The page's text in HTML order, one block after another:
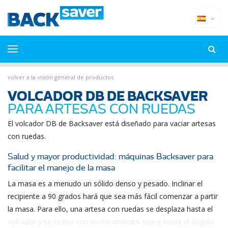
volver a la visión general de productos
VOLCADOR DB DE BACKSAVER
PARA ARTESAS CON RUEDAS
El volcador DB de Backsaver está diseñado para vaciar artesas
con ruedas.
Salud y mayor productividad: máquinas Backsaver para
facilitar el manejo de la masa
La masa es a menudo un sólido denso y pesado. Inclinar el
recipiente a 90 grados hará que sea más fácil comenzar a partir
la masa. Para ello, una artesa con ruedas se desplaza hasta el